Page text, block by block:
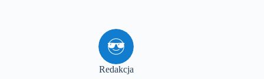
Redakcja